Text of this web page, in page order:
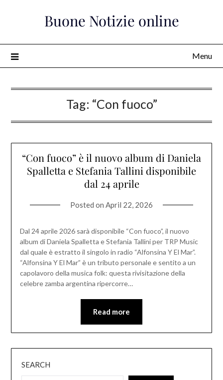
Buone Notizie online
Menu
Tag: “Con fuoco”
“Con fuoco” è il nuovo album di Daniela
Spalletta e Stefania Tallini disponibile
dal 24 aprile
Posted on April 22, 2026
Dal 24 aprile 2026 sarà disponibile “Con fuoco”, il nuovo
album di Daniela Spalletta e Stefania Tallini per TRP Music
dal quale è estratto il singolo in radio “Alfonsina Y El Mar”.
“Alfonsina Y El Mar” è un tributo personale e sentito a un
capolavoro della musica folk: questa rivisitazione della
celebre zamba argentina ripercorre…
Read more
SEARCH